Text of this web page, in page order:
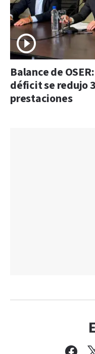
Balance de
déficit se redujo
prestaciones